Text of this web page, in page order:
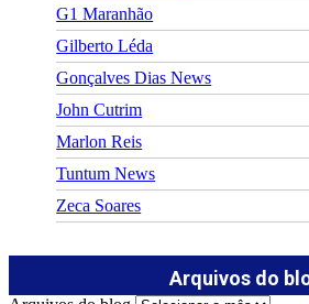
G1 Maranhão
Gilberto Léda
Gonçalves Dias News
John Cutrim
Marlon Reis
Tuntum News
Zeca Soares
Arquivos do